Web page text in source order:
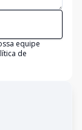
equipe
de